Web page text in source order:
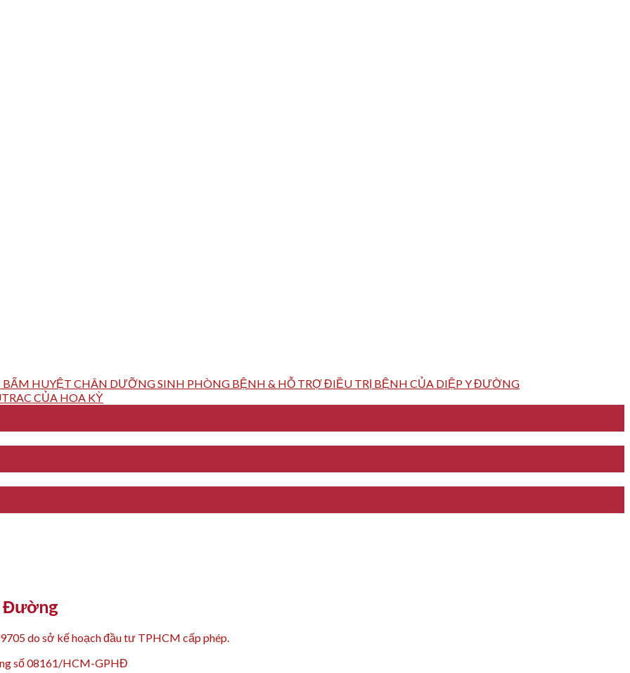
HUYỆT CHÂN DƯỠNG SINH PHÒNG BỆNH & HỖ TRỢ ĐIỀU TRỊ BỆNH CỦA DIỆP Y ĐƯỜNG
CỦA HOA KỲ
Đường
do sở kế hoạch đầu tư TPHCM cấp phép.
số 08161/HCM-GPHĐ